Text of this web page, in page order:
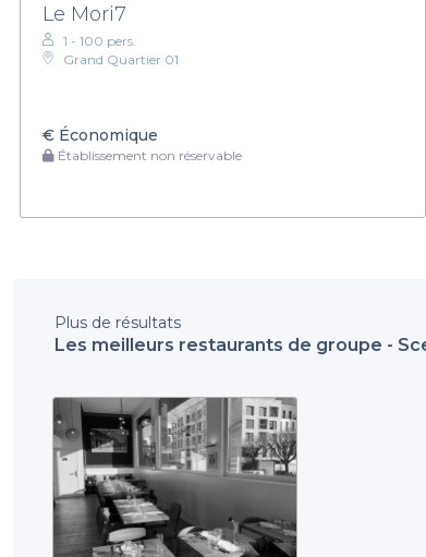
Le Mori7
1 - 100 pers.
Grand Quartier 01
€ Économique
Établissement non réservable
Plus de résultats
Les meilleurs restaurants de groupe -